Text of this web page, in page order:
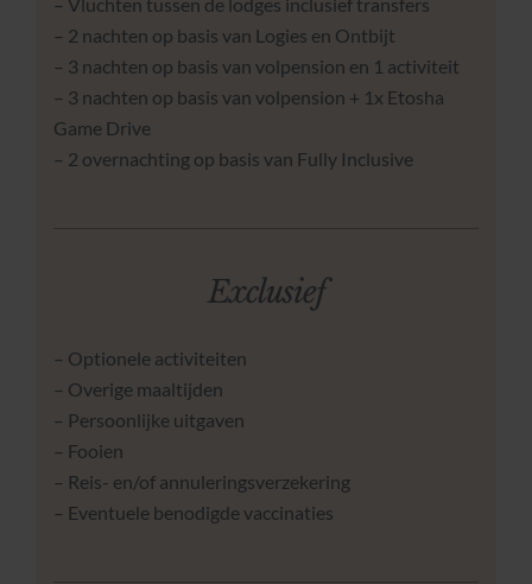
– Vluchten tussen de lodges inclusief transfers
– 2 nachten op basis van Logies en Ontbijt
– 3 nachten op basis van volpension en 1 activiteit
– 3 nachten op basis van volpension + 1x Etosha
Game Drive
– 2 overnachting op basis van Fully Inclusive
Exclusief
– Optionele activiteiten
– Overige maaltijden
– Persoonlijke uitgaven
– Fooien
– Reis- en/of annuleringsverzekering
– Eventuele benodigde vaccinaties